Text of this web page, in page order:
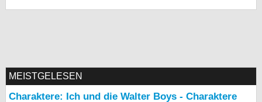
MEISTGELESEN
Charaktere: Ich und die Walter Boys - Charaktere